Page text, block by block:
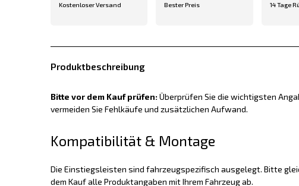
Kostenloser Versand Bester Preis 14 Tage
Produktbeschreibung
Bitte vor dem Kauf prüfen:Überprüfen Sie die wichtigsten
vermeiden Sie Fehlkäufe und zusätzlichen Aufwand.
Kompatibilität & Montage
Die Einstiegsleisten sind fahrzeugspezifisch ausgelegt. Bitte
dem Kauf alle Produktangaben mit Ihrem Fahrzeug ab.